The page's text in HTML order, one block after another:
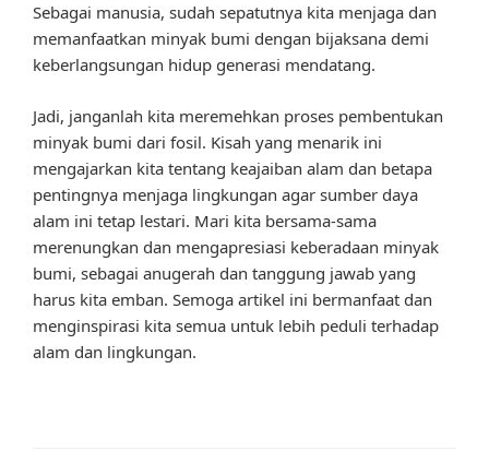
Sebagai manusia, sudah sepatutnya kita menjaga dan
memanfaatkan minyak bumi dengan bijaksana demi
keberlangsungan hidup generasi mendatang.
Jadi, janganlah kita meremehkan proses pembentukan
minyak bumi dari fosil. Kisah yang menarik ini
mengajarkan kita tentang keajaiban alam dan betapa
pentingnya menjaga lingkungan agar sumber daya
alam ini tetap lestari. Mari kita bersama-sama
merenungkan dan mengapresiasi keberadaan minyak
bumi, sebagai anugerah dan tanggung jawab yang
harus kita emban. Semoga artikel ini bermanfaat dan
menginspirasi kita semua untuk lebih peduli terhadap
alam dan lingkungan.